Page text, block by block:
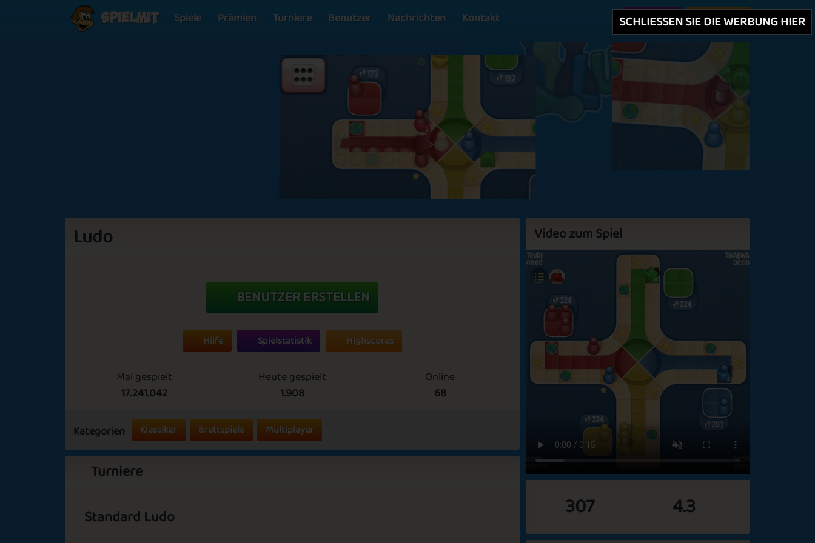
Spielmit Spiele Prämien Turniere Benutzer Nachrichten Kontakt Erstellen Einloggen
Ludo
BENUTZER ERSTELLEN
Hilfe Spielstatistik Highscores
Mal gespielt
17.241.042
Heute gespielt
1.908
Online
68
Kategorien Klassiker Brettspiele Multiplayer
Turniere
Standard Ludo
Video zum Spiel
307 4.3
SCHLIESSEN SIE DIE WERBUNG HIER